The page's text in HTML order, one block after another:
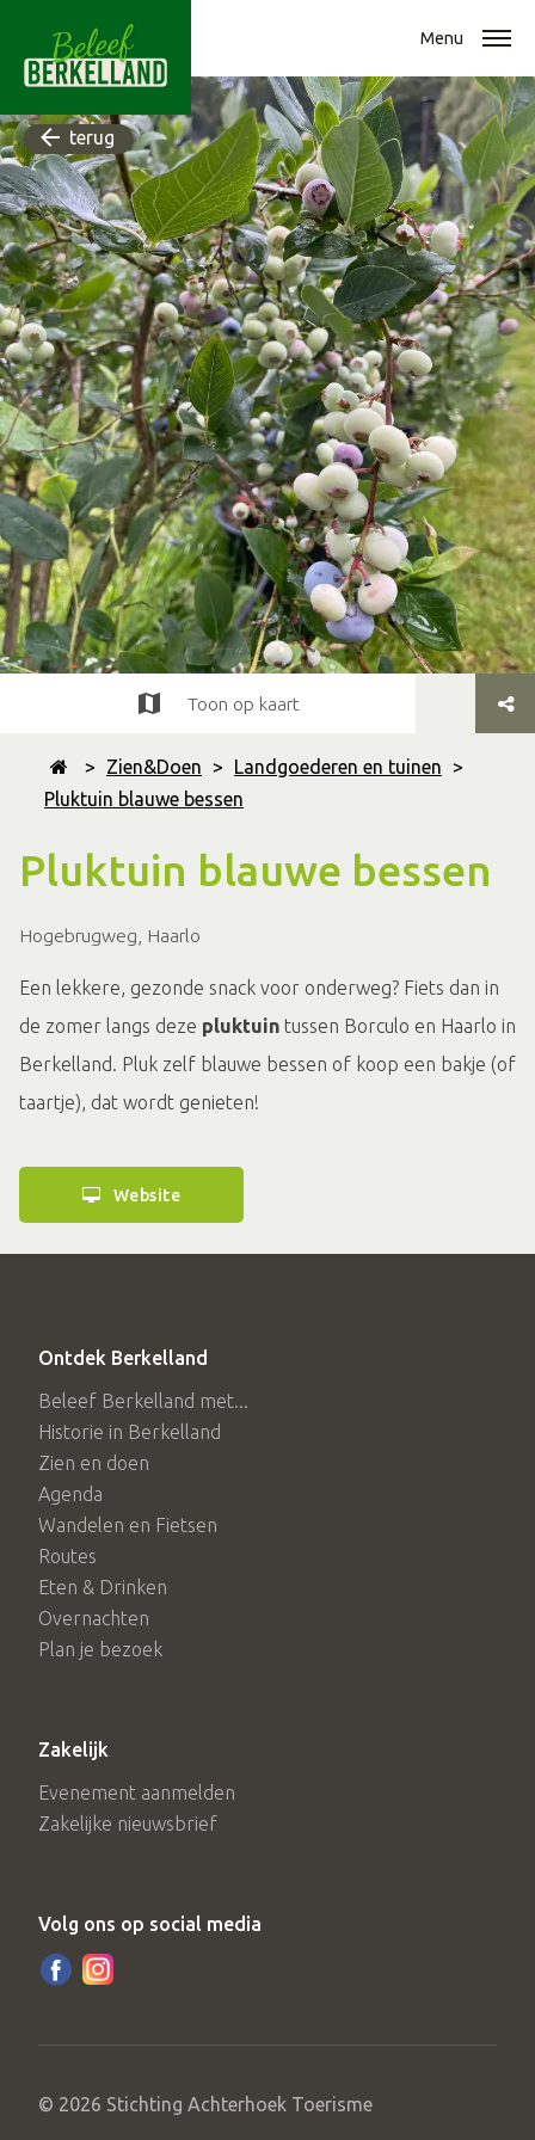
Menu
terug
> Zien&Doen > Landgoederen en tuinen >
Pluktuin blauwe bessen
Pluktuin blauwe bessen
Hogebrugweg, Haarlo
Toon op kaart
Een lekkere, gezonde snack voor onderweg? Fiets dan in
de zomer langs deze pluktuin tussen Borculo en Haarlo in
Berkelland. Pluk zelf blauwe bessen of koop een bakje (of
taartje), dat wordt genieten!
Website
Ontdek Berkelland
Beleef Berkelland met...
Historie in Berkelland
Zien en doen
Agenda
Wandelen en Fietsen
Routes
Eten & Drinken
Overnachten
Plan je bezoek
Zakelijk
Evenement aanmelden
Zakelijke nieuwsbrief
Volg ons op social media
© 2026 Stichting Achterhoek Toerisme